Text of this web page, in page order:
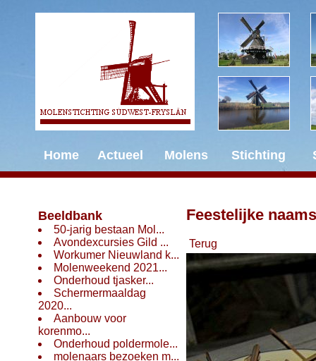
Home Actueel Molens Stichting
Beeldbank
50-jarig bestaan Mol...
Avondexcursies Gild ...
Workumer Nieuwland k...
Molenweekend 2021...
Onderhoud tjasker...
Schermermaaldag
2020...
Aanbouw voor
korenmo...
Onderhoud poldermole...
molenaars bezoeken m...
Feestelijke
Terug